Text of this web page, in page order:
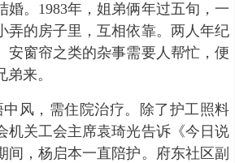
婚。1983年，姐弟俩年过五旬，一
弄的房子里，互相依靠。两人年纪
安窗帘之类的杂事需要人帮忙，便
来。
中风，需住院治疗。除了护工照料
机关工会主席袁琦光告诉《今日说
间，杨启本一直陪护。府东社区副